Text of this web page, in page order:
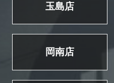
玉島店
岡南店